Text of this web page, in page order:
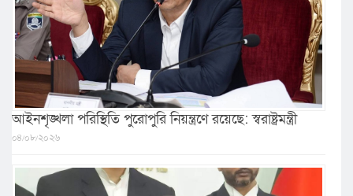
আইনশৃঙ্খলা পরিস্থিতি পুরোপুরি নিয়ন্ত্রণে রয়েছে: স্বরাষ্ট্রমন্ত্রী
০৪/০৮/২০২৬